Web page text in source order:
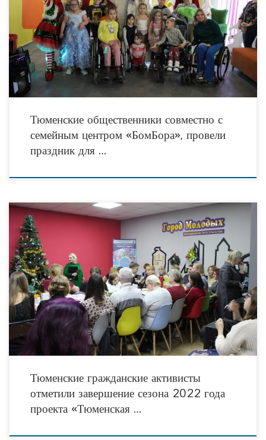
В преддверии новогодних праздников участник Альянса СО НКО Тюменской
области центр поддержки и развития физической культуры и спорта «Медведь»
организовал для юных жителей города с
Тюменские общественники совместно с
семейным центром «БомБора», провели
праздник для …
23 декабря 2022 несколько десятков лидеров и активистов тюменских НКО и
представителей СМИ собрались в тюменском молодежном пространстве
«Город Молодых», чтобы отпраздновать приближение новогодних праздников
Тюменские гражданские активисты
отметили завершение сезона 2022 года
проекта «Тюменская …